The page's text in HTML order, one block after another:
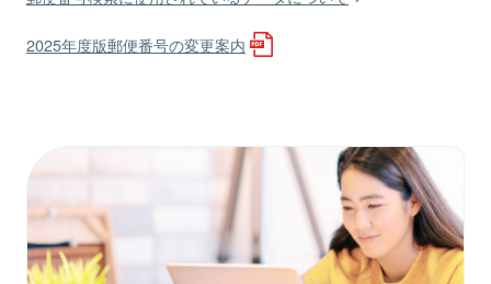
2025年度版郵便番号の変更案内